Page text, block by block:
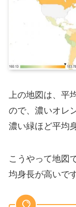
上の地図は、平
ので、濃いオレ
濃い緑ほど平均
こうやって地図
均身長が高いで